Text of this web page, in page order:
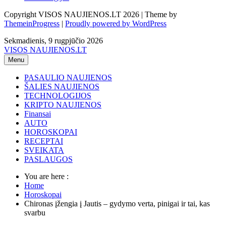
Copyright VISOS NAUJIENOS.LT 2026 | Theme by
ThemeinProgress | Proudly powered by WordPress
Sekmadienis, 9 rugpjūčio 2026
VISOS NAUJIENOS.LT
Menu
PASAULIO NAUJIENOS
ŠALIES NAUJIENOS
TECHNOLOGIJOS
KRIPTO NAUJIENOS
Finansai
AUTO
HOROSKOPAI
RECEPTAI
SVEIKATA
PASLAUGOS
You are here :
Home
Horoskopai
Chironas įžengia į Jautis – gydymo verta, pinigai ir tai, kas
svarbu